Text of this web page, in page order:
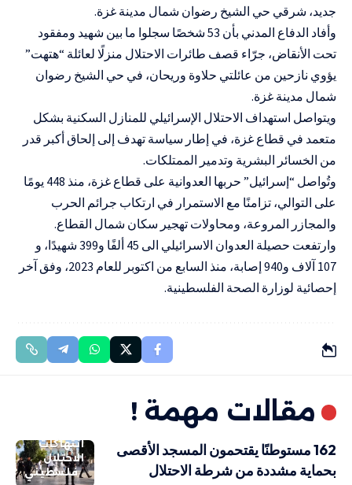
جديد، شرقي حي الشيخ رضوان شمال مدينة غزة.
وأفاد الدفاع المدني بأن 53 شخصًا سجلوا ما بين شهيد ومفقود
تحت الأنقاض، جرّاء قصف طائرات الاحتلال منزلًا لعائلة “هتهت”
يؤوي نازحين من عائلتي حلاوة وريحان، في حي الشيخ رضوان
شمال مدينة غزة.
ويتواصل استهداف الاحتلال الإسرائيلي للمنازل السكنية بشكل
متعمد في قطاع غزة، في إطار سياسة تهدف إلى إلحاق أكبر قدر
من الخسائر البشرية وتدمير الممتلكات.
وتُواصل “إسرائيل” حربها العدوانية على قطاع غزة، منذ 448 يومًا
على التوالي، تزامنًا مع الاستمرار في ارتكاب جرائم الحرب
والمجازر المروعة، ومحاولات تهجير سكان شمال القطاع.
وارتفعت حصيلة العدوان الاسرائيلي الى 45 ألفًا و399 شهيدًا، و
107 آلاف و940 إصابة، منذ السابع من اكتوبر للعام 2023، وفق آخر
إحصائية لوزارة الصحة الفلسطينية.
مقالات مهمة !
انتهاكات
الاحتلال
فلسطيني
162 مستوطنًا يقتحمون المسجد الأقصى
بحماية مشددة من شرطة الاحتلال